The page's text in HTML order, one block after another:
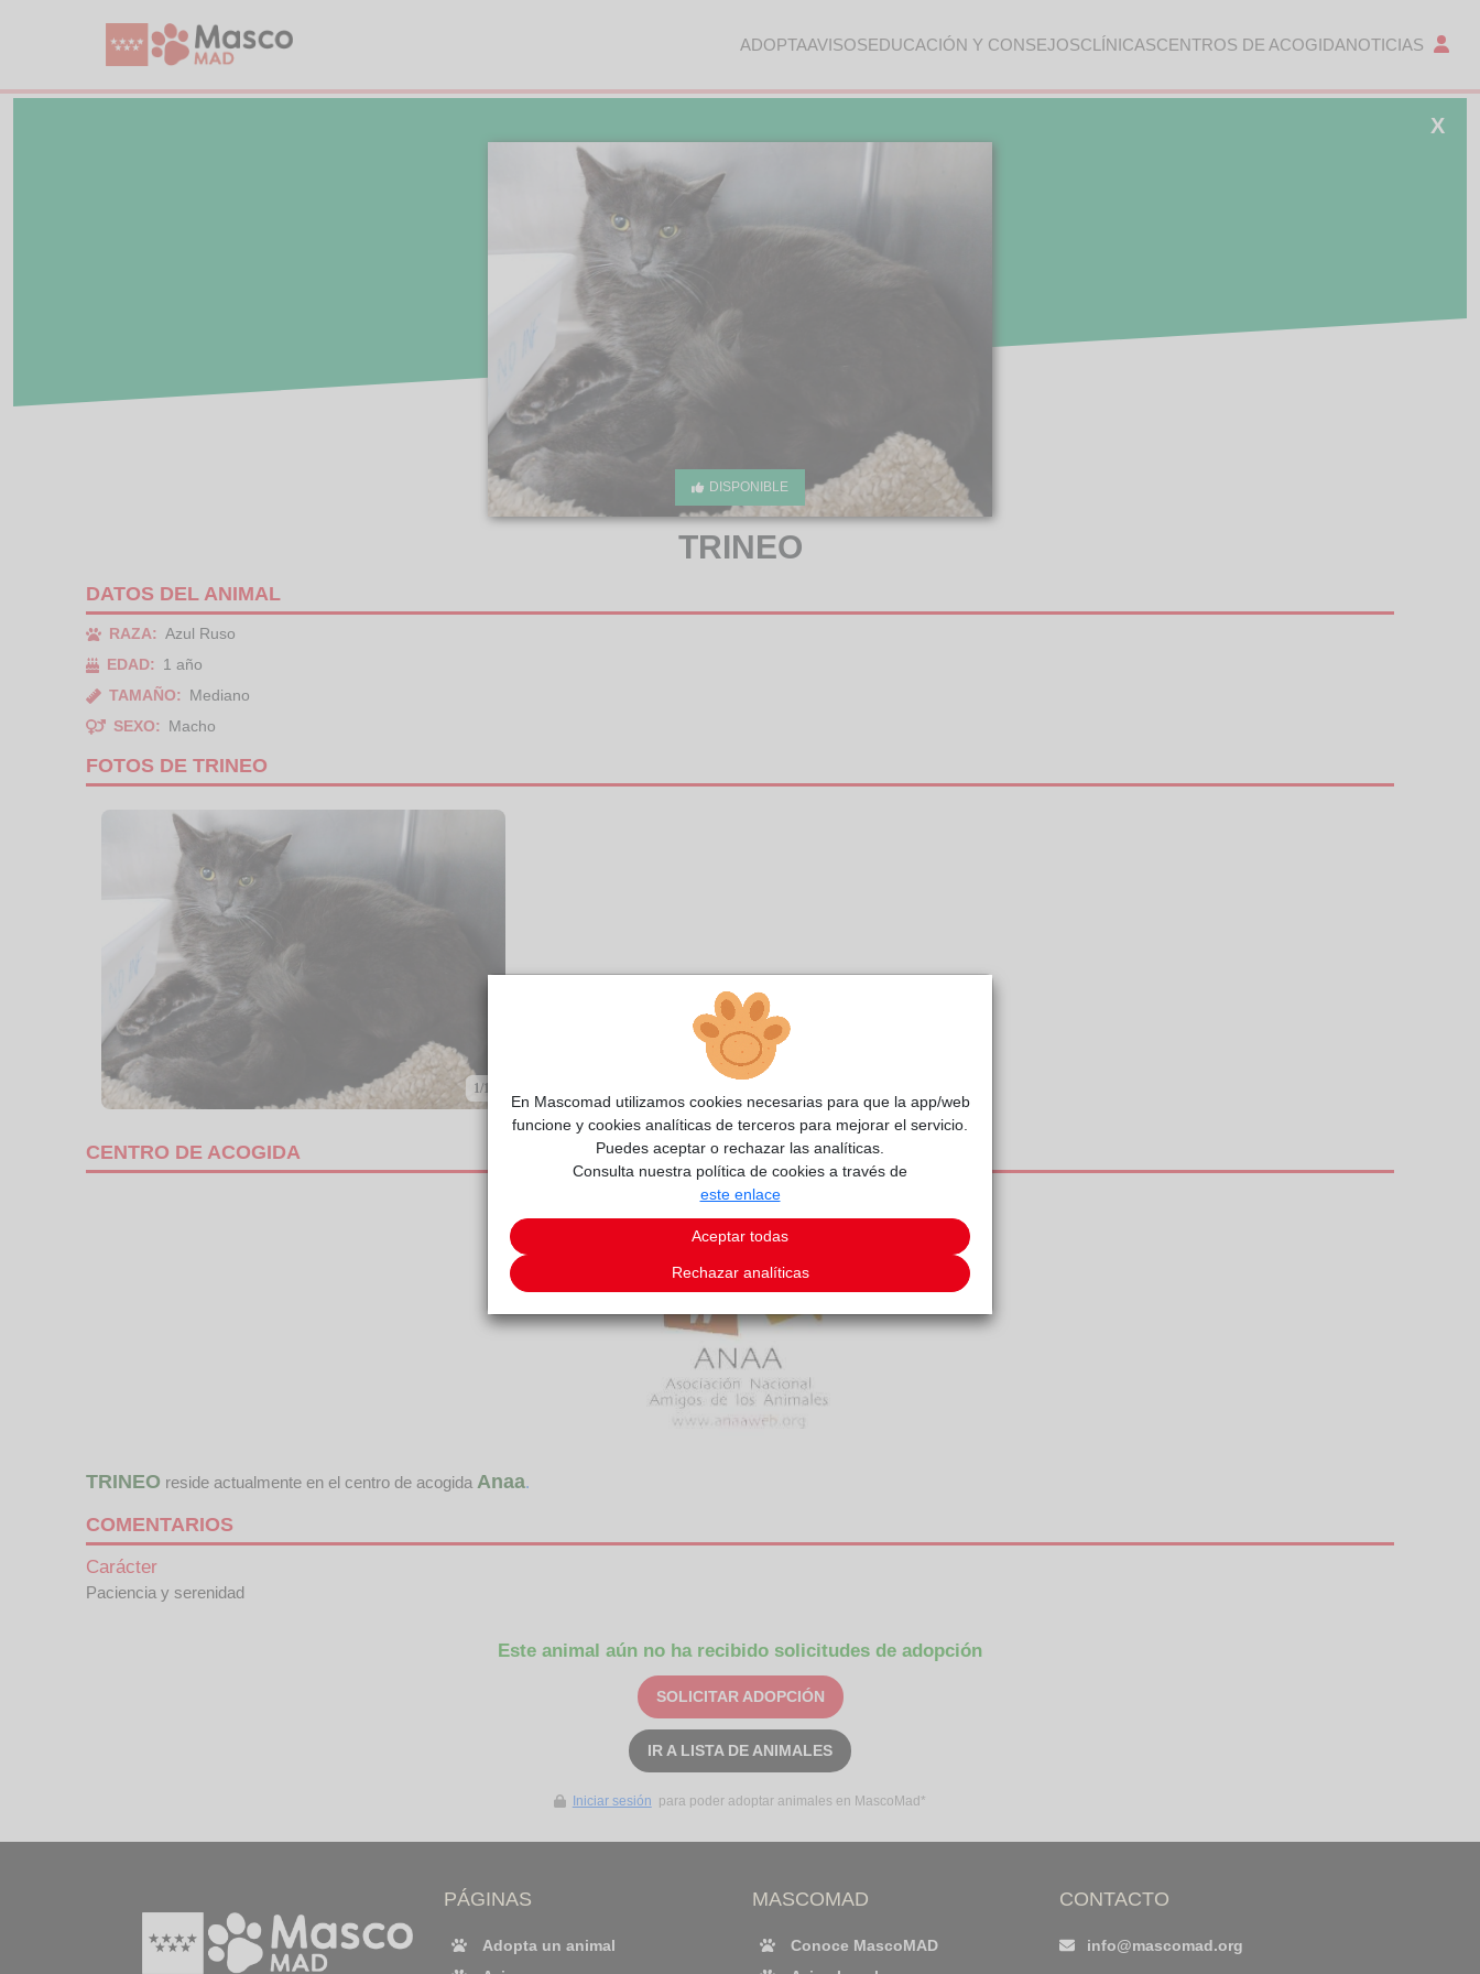
ADOPTAAVISOSEDUCACIÓN Y CONSEJOSCLÍNICASCENTROS DE ACOGIDANOTICIAS
DISPONIBLE
X
TRINEO
DATOS DEL ANIMAL
RAZA: Azul Ruso
EDAD:
1 año
TAMAÑO:
Mediano
SEXO:
Macho
FOTOS DE TRINEO
1/1
CENTRO DE ACOGIDA
TRINEO reside actualmente en el centro de acogida Anaa.
COMENTARIOS
Carácter
Paciencia y serenidad
Este animal aún no ha recibido solicitudes de adopción
SOLICITAR ADOPCIÓN
IR A LISTA DE ANIMALES
Iniciar sesión para poder adoptar animales en MascoMad*
PÁGINAS
Adopta un animal
MASCOMAD
Conoce MascoMAD
CONTACTO
info@mascomad.org
En Mascomad utilizamos cookies necesarias para que la app/web
funcione y cookies analíticas de terceros para mejorar el servicio.
Puedes aceptar o rechazar las analíticas.
Consulta nuestra política de cookies a través de
este enlace
Aceptar todas
Rechazar analíticas